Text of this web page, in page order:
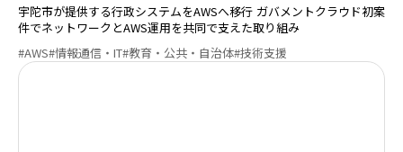
宇陀市が提供する行政システムをAWSへ移行 ガバメントクラウド初案
件でネットワークとAWS運用を共同で支えた取り組み
#AWS#情報通信・IT#教育・公共・自治体#技術支援